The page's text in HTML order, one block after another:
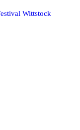
Wittstock